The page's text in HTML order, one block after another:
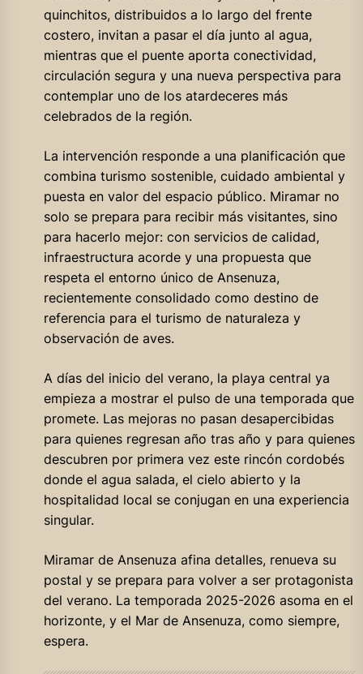
quinchitos, distribuidos a lo largo del frente
costero, invitan a pasar el día junto al agua,
mientras que el puente aporta conectividad,
circulación segura y una nueva perspectiva para
contemplar uno de los atardeceres más
celebrados de la región.
La intervención responde a una planificación que
combina turismo sostenible, cuidado ambiental y
puesta en valor del espacio público. Miramar no
solo se prepara para recibir más visitantes, sino
para hacerlo mejor: con servicios de calidad,
infraestructura acorde y una propuesta que
respeta el entorno único de Ansenuza,
recientemente consolidado como destino de
referencia para el turismo de naturaleza y
observación de aves.
A días del inicio del verano, la playa central ya
empieza a mostrar el pulso de una temporada que
promete. Las mejoras no pasan desapercibidas
para quienes regresan año tras año y para quienes
descubren por primera vez este rincón cordobés
donde el agua salada, el cielo abierto y la
hospitalidad local se conjugan en una experiencia
singular.
Miramar de Ansenuza afina detalles, renueva su
postal y se prepara para volver a ser protagonista
del verano. La temporada 2025-2026 asoma en el
horizonte, y el Mar de Ansenuza, como siempre,
espera.